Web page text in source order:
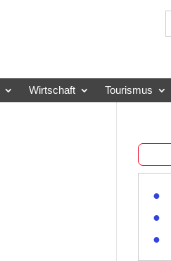
Wirtschaft Tourismus